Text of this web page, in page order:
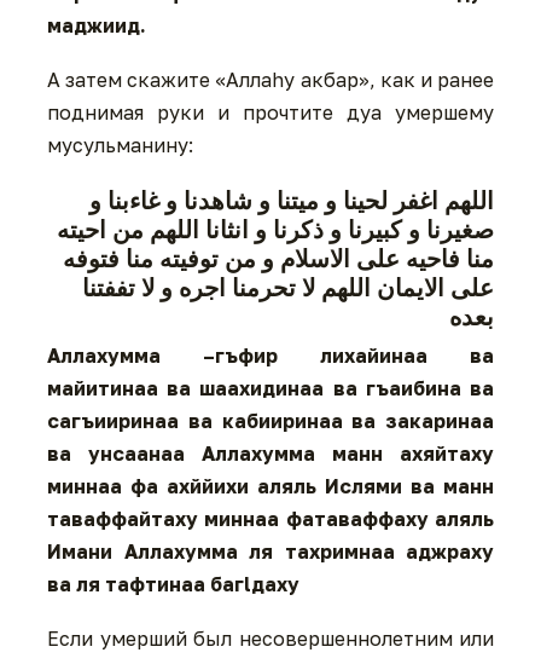
маджиид.
А затем скажите «Аллаhу акбар», как и ранее
поднимая руки и прочтите дуа умершему
мусульманину:
اللهم اغفر لحينا و ميتنا و شاهدنا و غاءبنا و
صغيرنا و كبيرنا و ذكرنا و انثانا اللهم من احيته
منا فاحيه على الاسلام و من توفيته منا فتوفه
على الايمان اللهم لا تحرمنا اجره و لا تففتنا
بعده
Аллахумма –гъфир лихайинаа ва
майитинаа ва шаахидинаа ва гъаибина ва
сагъииринаа ва кабииринаа ва закаринаа
ва унсаанаа Аллахумма манн ахяйтаху
миннаа фа ахййихи аляль Ислями ва манн
таваффайтаху миннаа фатаваффаху аляль
Имани Аллахумма ля тахримнаа аджраху
ва ля тафтинаа багlдаху
Если умерший был несовершеннолетним или